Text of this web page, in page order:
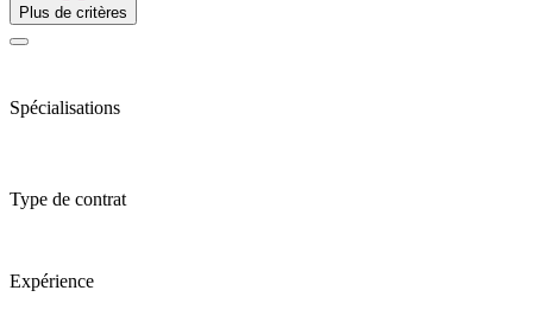
Plus de critères
Spécialisations
Type de contrat
Expérience